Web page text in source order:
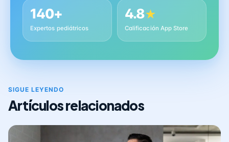
140+
Expertos pediátricos
4.8★
Calificación App Store
SIGUE LEYENDO
Artículos relacionados